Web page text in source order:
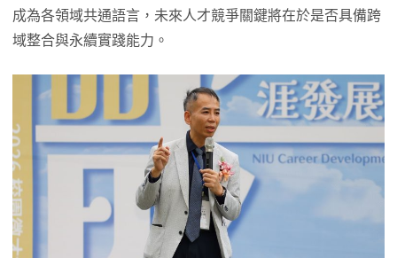
成為各領域共通語言，未來人才競爭關鍵將在於是否具備跨
域整合與永續實踐能力。